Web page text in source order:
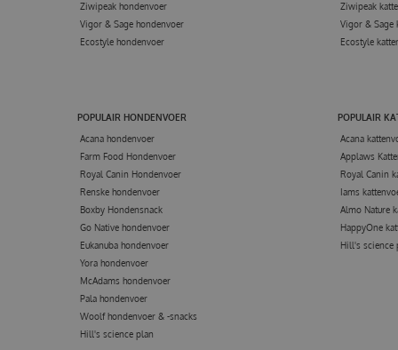
Ziwipeak hondenvoer
Vigor & Sage hondenvoer
Ecostyle hondenvoer
Ziwipeak
Vigor & Sage
Ecostyle
POPULAIR HONDENVOER
Acana hondenvoer
Farm Food Hondenvoer
Royal Canin Hondenvoer
Renske hondenvoer
Boxby Hondensnack
Go Native hondenvoer
Eukanuba hondenvoer
Yora hondenvoer
McAdams hondenvoer
Pala hondenvoer
Woolf hondenvoer & -snacks
Hill's science plan
POPULAIR
Acana
Applaws
Royal Canin
Iams
Almo Nature
HappyOne
Hill's science